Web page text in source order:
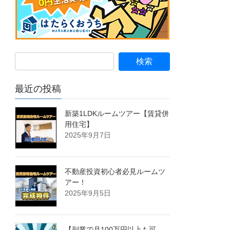
最近の投稿
新築1LDKルームツアー【賃貸併
用住宅】
2025年9月7日
不動産投資初心者必見ルームツ
アー！
2025年9月5日